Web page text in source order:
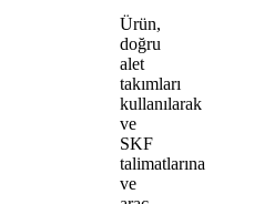
Ürün,
doğru
alet
takımları
kullanılarak
ve
SKF
talimatlarına
ve